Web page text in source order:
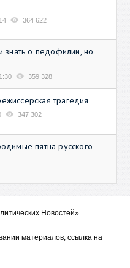
364 622
знать о педофилии, но
359 328
трагедия
347 302
пятна русского
Новостей»
материалов, ссылка на